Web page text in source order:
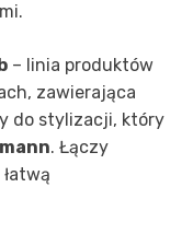
– linia produktów
zawierająca
do stylizacji, który
. Łączy